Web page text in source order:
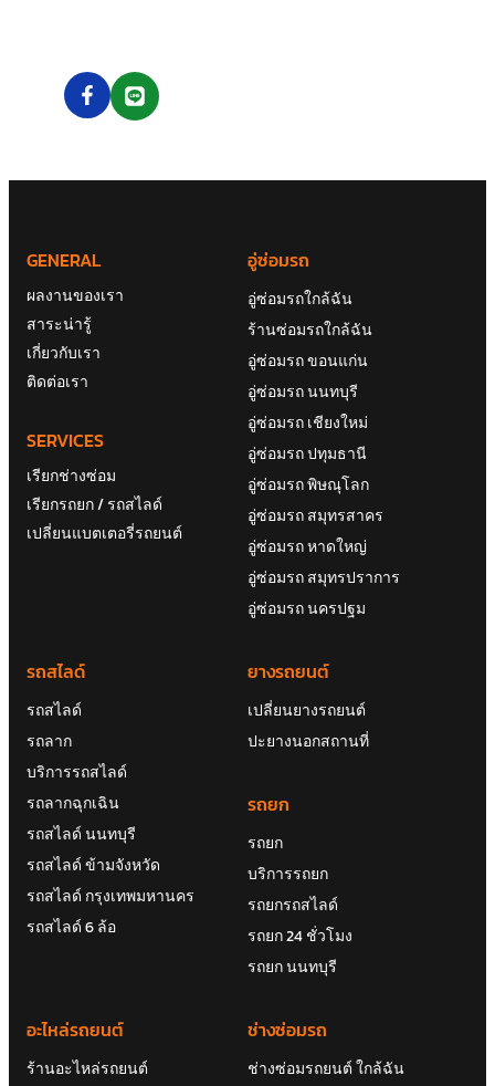
GENERAL
ผลงานของเรา
สาระน่ารู้
เกี่ยวกับเรา
ติดต่อเรา
SERVICES
เรียกช่างซ่อม
เรียกรถยก / รถสไลด์
เปลี่ยนแบตเตอรี่รถยนต์
อู่ซ่อมรถ
อู่ซ่อมรถใกล้ฉัน
ร้านซ่อมรถใกล้ฉัน
อู่ซ่อมรถ ขอนแก่น
อู่ซ่อมรถ นนทบุรี
อู่ซ่อมรถ เชียงใหม่
อู่ซ่อมรถ ปทุมธานี
อู่ซ่อมรถ พิษณุโลก
อู่ซ่อมรถ สมุทรสาคร
อู่ซ่อมรถ หาดใหญ่
อู่ซ่อมรถ สมุทรปราการ
อู่ซ่อมรถ นครปฐม
รถสไลด์
รถสไลด์
รถลาก
บริการรถสไลด์
รถลากฉุกเฉิน
รถสไลด์ นนทบุรี
รถสไลด์ ข้ามจังหวัด
รถสไลด์ กรุงเทพมหานคร
รถสไลด์ 6 ล้อ
ยางรถยนต์
เปลี่ยนยางรถยนต์
ปะยางนอกสถานที่
รถยก
รถยก
บริการรถยก
รถยกรถสไลด์
รถยก 24 ชั่วโมง
รถยก นนทบุรี
อะไหล่รถยนต์
ร้านอะไหล่รถยนต์
ช่างซ่อมรถ
ช่างซ่อมรถยนต์ ใกล้ฉัน